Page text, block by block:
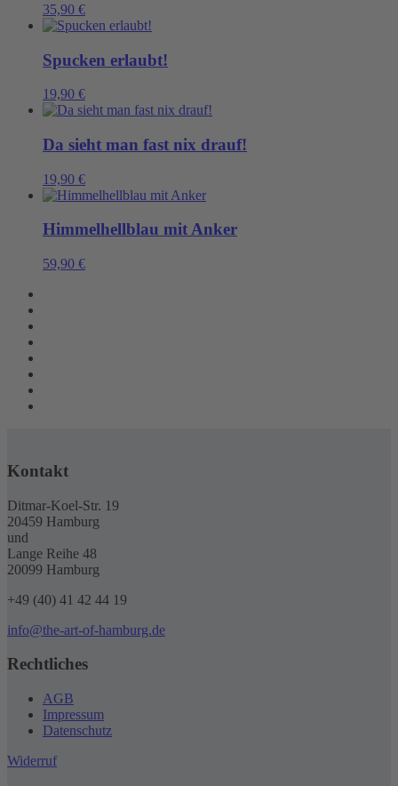
35,90 €
Spucken erlaubt!
19,90 €
Da sieht man fast nix drauf!
19,90 €
Himmelhellblau mit Anker
59,90 €
Kontakt
Ditmar-Koel-Str. 19
20459 Hamburg
und
Lange Reihe 48
20099 Hamburg
+49 (40) 41 42 44 19
info@the-art-of-hamburg.de
Rechtliches
AGB
Impressum
Datenschutz
Widerruf